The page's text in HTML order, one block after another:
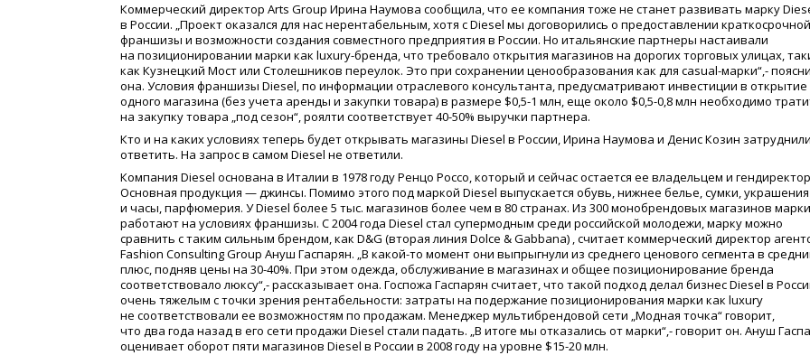
Коммерческий директор Arts Group Ирина Наумова сообщила, что ее компания тоже не станет развивать марку
в России. „Проект оказался для нас нерентабельным, хотя с Diesel мы договорились о предоставлении краткосрочной
франшизы и возможности создания совместного предприятия в России. Но итальянские партнеры настаивали
на позиционировании марки как luxury-бренда, что требовало открытия магазинов на дорогих торговых улицах,
как Кузнецкий Мост или Столешников переулок. Это при сохранении ценообразования как для casual-марки“,-
она. Условия франшизы Diesel, по информации отраслевого консультанта, предусматривают инвестиции в открытие
одного магазина (без учета аренды и закупки товара) в размере $0,5-1 млн, еще около $0,5-0,8 млн необходимо
на закупку товара „под сезон“, роялти соответствует 40-50% выручки партнера.
Кто и на каких условиях теперь будет открывать магазины Diesel в России, Ирина Наумова и Денис Козин
ответить. На запрос в самом Diesel не ответили.
Компания Diesel основана в Италии в 1978 году Ренцо Россо, который и сейчас остается ее владельцем и
Основная продукция — джинсы. Помимо этого под маркой Diesel выпускается обувь, нижнее белье, сумки, украшения
и часы, парфюмерия. У Diesel более 5 тыс. магазинов более чем в 80 странах. Из 300 монобрендовых магазинов
работают на условиях франшизы. С 2004 года Diesel стал супермодным среди российской молодежи, марку можно
сравнить с таким сильным брендом, как D&G (вторая линия Dolce & Gabbana) , считает коммерческий директор
Fashion Consulting Group Ануш Гаспарян. „В какой-то момент они выпрыгнули из среднего ценового сегмента в
плюс, подняв цены на 30-40%. При этом одежда, обслуживание в магазинах и общее позиционирование бренда
соответствовало люксу“,- рассказывает она. Госпожа Гаспарян считает, что такой подход делал бизнес Diesel в
очень тяжелым с точки зрения рентабельности: затраты на подержание позиционирования марки как luxury
не соответствовали ее возможностям по продажам. Менеджер мультибрендовой сети „Модная точка“ говорит,
что два года назад в его сети продажи Diesel стали падать. „В итоге мы отказались от марки“,- говорит он. Ануш
оценивает оборот пяти магазинов Diesel в России в 2008 году на уровне $15-20 млн.